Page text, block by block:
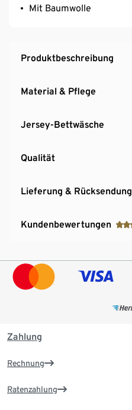
Mit Baumwolle
Produktbeschreibung
Material & Pflege
Jersey-Bettwäsche
Qualität
Lieferung & Rücksendung
Kundenbewertungen
Zahlung
Rechnung
Ratenzahlung